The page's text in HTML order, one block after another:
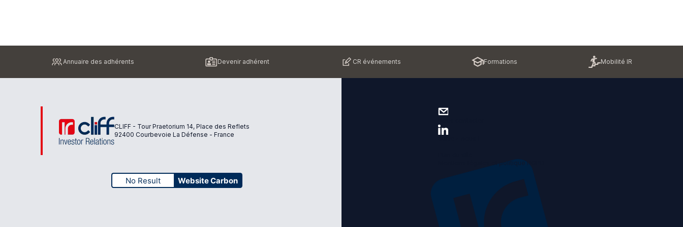
page
Annuaire des adhérents Devenir adhérent CR événements Formations Mobilité IR
CLIFF - Tour Praetorium 14, Place des Reflets
92400 Courbevoie La Défense - France
No Result Website Carbon